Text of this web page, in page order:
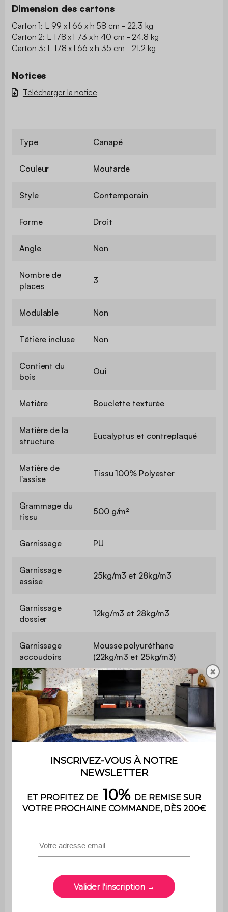
Dimension des cartons
Carton 1: L 99 x l 66 x h 58 cm - 22.3 kg
Carton 2: L 178 x l 73 x h 40 cm - 24.8 kg
Carton 3: L 178 x l 66 x h 35 cm - 21.2 kg
Notices
Télécharger la notice
Type Canapé
Couleur Moutarde
Style Contemporain
Forme Droit
Angle Non
Nombre de
places
3
Modulable Non
Têtière incluse Non
Contient du
bois
Oui
Matière Bouclette texturée
Matière de la
structure
Eucalyptus et contreplaqué
Matière de
l'assise
Tissu 100% Polyester
Grammage du
tissu
500 g/m²
Garnissage PU
Garnissage
assise
25kg/m3 et 28kg/m3
Garnissage
dossier
12kg/m3 et 28kg/m3
Garnissage
accoudoirs
Mousse polyuréthane
(22kg/m3 et 25kg/m3)
Garnissage
petits coussins
Fibre polyester
Profondeur
66 cm
Convertible Non
supporté
110 kg par place
Usage domestique
uniquement
✖